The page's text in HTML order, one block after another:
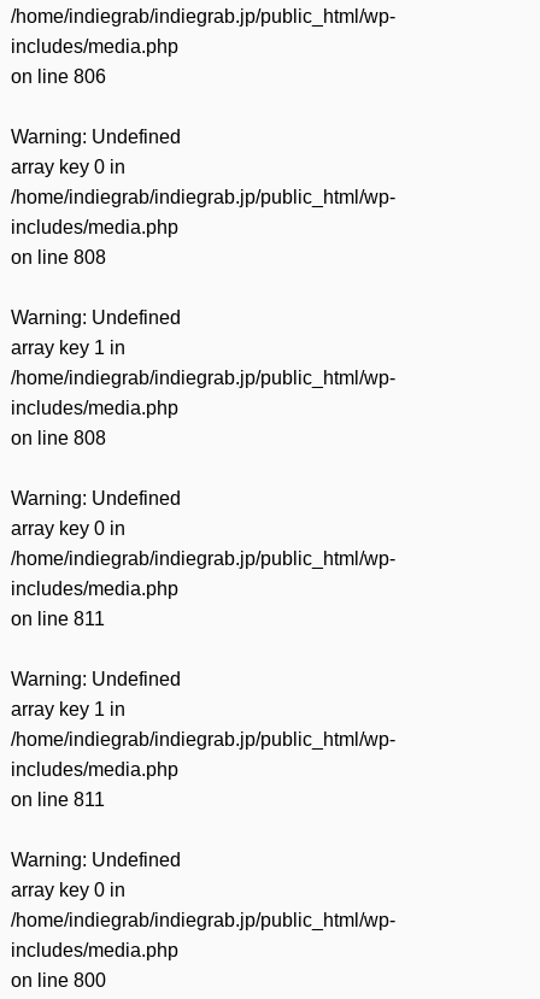
/home/indiegrab/indiegrab.jp/public_html/wp-
includes/media.php
on line 806
Warning: Undefined
array key 0 in
/home/indiegrab/indiegrab.jp/public_html/wp-
includes/media.php
on line 808
Warning: Undefined
array key 1 in
/home/indiegrab/indiegrab.jp/public_html/wp-
includes/media.php
on line 808
Warning: Undefined
array key 0 in
/home/indiegrab/indiegrab.jp/public_html/wp-
includes/media.php
on line 811
Warning: Undefined
array key 1 in
/home/indiegrab/indiegrab.jp/public_html/wp-
includes/media.php
on line 811
Warning: Undefined
array key 0 in
/home/indiegrab/indiegrab.jp/public_html/wp-
includes/media.php
on line 800